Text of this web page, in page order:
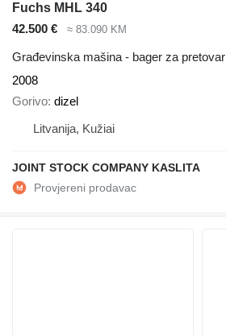
Fuchs MHL 340
42.500 €
≈ 83.090 KM
Građevinska mašina - bager za pretovar
2008
Gorivo dizel
Litvanija, Kužiai
JOINT STOCK COMPANY KASLITA